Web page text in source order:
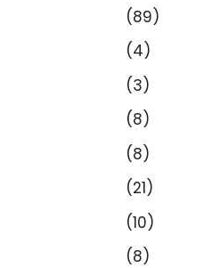
(89)
(4)
(3)
(8)
(8)
(21)
(10)
(8)